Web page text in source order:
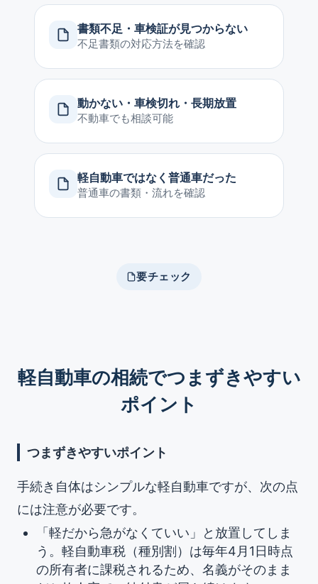
書類不足・車検証が見つからない
不足書類の対応方法を確認
動かない・車検切れ・長期放置
不動車でも相談可能
軽自動車ではなく普通車だった
普通車の書類・流れを確認
要チェック
軽自動車の相続でつまずきやすい
ポイント
つまずきやすいポイント
手続き自体はシンプルな軽自動車ですが、次の点
には注意が必要です。
「軽だから急がなくていい」と放置してしま
う。軽自動車税（種別割）は毎年4月1日時点
の所有者に課税されるため、名義がそのまま